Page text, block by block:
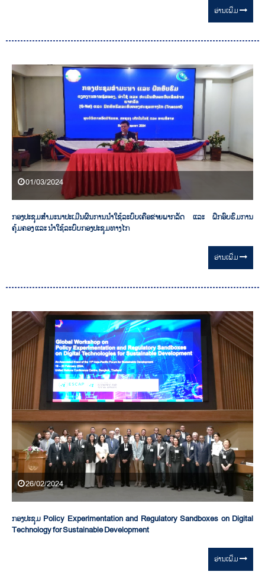
ອ່ານ​ເພີ່ມ
01/03/2024
ກອງປະຊຸມສຳມະນາປະເມີນຜົນການນຳໃຊ້ລະບົບເຄືອຂ່າຍພາກລັດ ແລະ ຝຶກອົບຮົມການ
ຄຸ້ມຄອງ ແລະ ນຳໃຊ້ລະບົບກອງປະຊຸມທາງໄກ
ອ່ານ​ເພີ່ມ
26/02/2024
ກອງປະຊຸມ Policy Experimentation and Regulatory Sandboxes on Digital
Technology for Sustainable Development
ອ່ານ​ເພີ່ມ